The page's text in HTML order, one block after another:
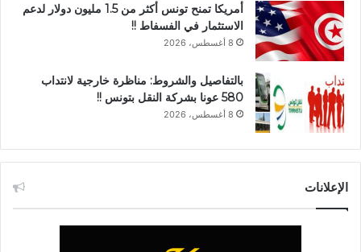
أمريكا تمنح تونس أكثر من 1.5 مليون دولار لدعم
الاستثمار في الفسفاط !!
8 أغسطس، 2026
بالتفاصيل والشروط: مناظرة خارجية لانتداب
580 عونا بشركة النقل بتونس !!
8 أغسطس، 2026
الإعلانات